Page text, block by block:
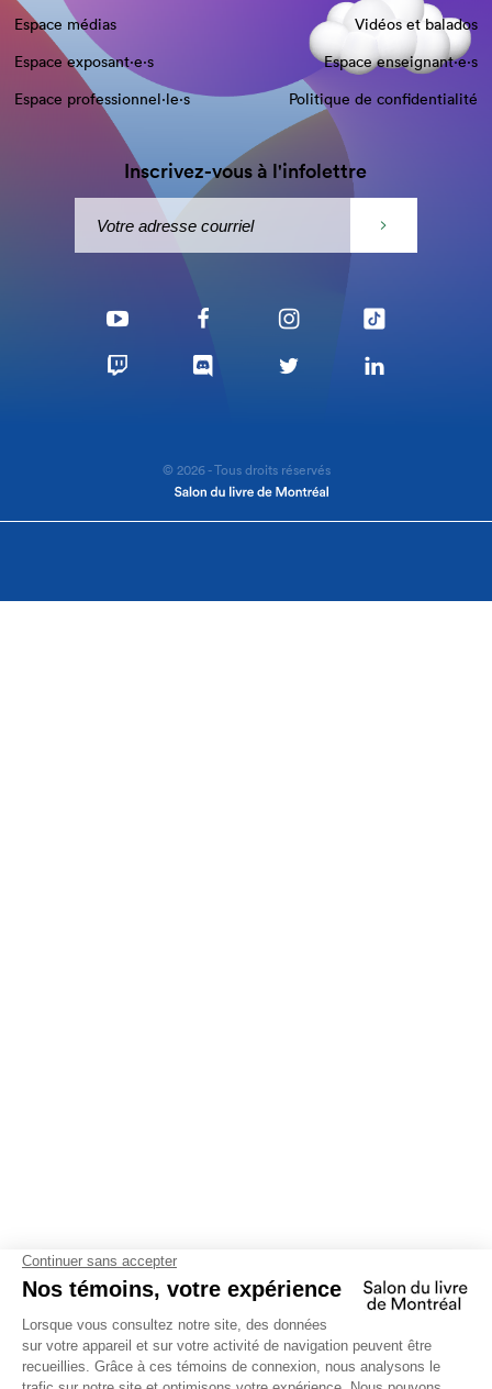
Espace médias
Vidéos et balados
Espace exposant·e⋅s
Espace enseignant·e⋅s
Espace professionnel·le⋅s
Politique de confidentialité
Inscrivez-vous à l'infolettre
© 2026 - Tous droits réservés